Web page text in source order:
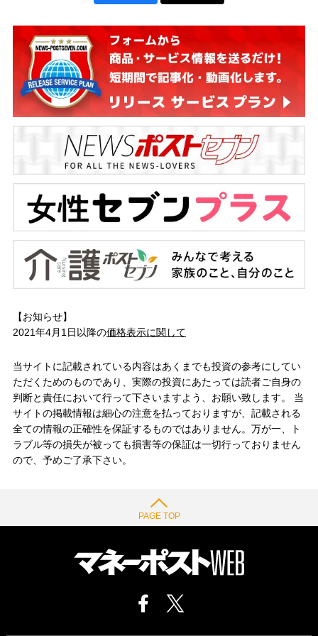
【お知らせ】
2021年4月1日以降の価格表示に関して
当サイトに記載されている内容はあくまでも投資の参考にしてい
ただくためのものであり、実際の投資にあたっては読者ご自身の
判断と責任において行って下さいますよう、お願い致します。 当
サイトの掲載情報は細心の注意を払っておりますが、記載される
全ての情報の正確性を保証するものではありません。万が一、ト
ラブル等の損失が被っても損害等の保証は一切行っておりません
ので、予めご了承下さい。
PAGE TOP